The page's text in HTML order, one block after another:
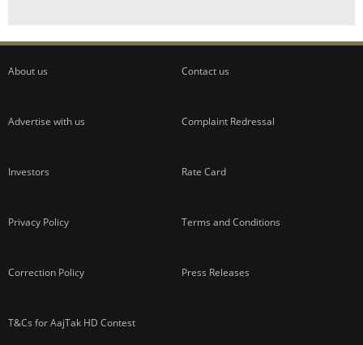
About us Contact us
Advertise with us Complaint Redressal
Investors Rate Card
Privacy Policy Terms and Conditions
Correction Policy Press Releases
T&Cs for AajTak HD Contest